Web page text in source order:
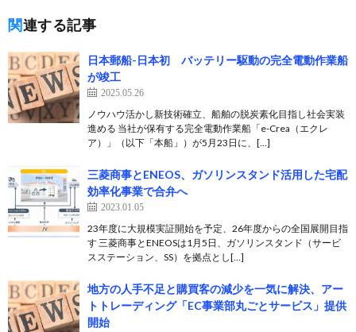
関連する記事
日本郵船-日本初 バッテリー駆動の完全電動作業船
が竣工
2025.05.26
ノウハウ活かし新技術確立、船舶の脱炭素化目指し社会実装
進める 当社が保有する完全電動作業船「e-Crea（エクレ
ア）」（以下「本船」）が5月23日に、[…]
三菱商事とENEOS、ガソリンスタンド活用した宅配
効率化事業で合弁へ
2023.01.05
23年度に大規模実証開始を予定、26年度からの全国展開目指
す 三菱商事とENEOSは1月5日、ガソリンスタンド（サービ
スステーション、SS）を拠点とし[…]
地方の人手不足と購買客の減少を一気に解決、アー
トトレーディング「EC事業部丸ごとサービス」提供
開始